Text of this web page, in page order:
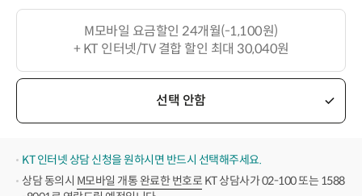
M모바일 요금할인 24개월(-1,100원)
+ KT 인터넷/TV 결합 할인 최대 30,040원
선택 안함
KT 인터넷 상담 신청을 원하시면 반드시 선택해주세요.
상담 동의시 M모바일 개통 완료한 번호로 KT 상담사가 02-100 또는 1588